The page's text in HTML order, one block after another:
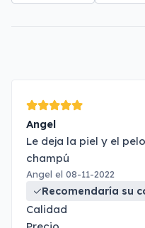
Angel
Le deja la piel y el
champú
Angel el 08-11-2022
Recomendaría su
Calidad